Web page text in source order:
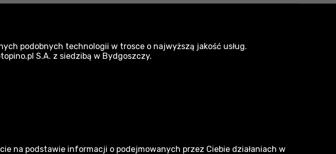
osprzęt Neo
Dlaczego my
podobnych technologii w trosce o najwyższą jakość usług.
S.A. z siedzibą w Bydgoszczy.
na podstawie informacji o podejmowanych przez Ciebie działaniach w